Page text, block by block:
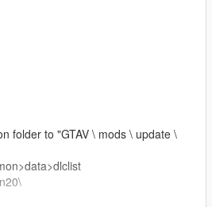
folder to "GTAV \ mods \ update \